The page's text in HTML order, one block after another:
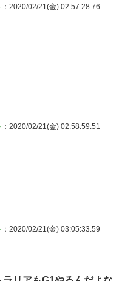
：2020/02/21(金) 02:57:28.76
：2020/02/21(金) 02:58:59.51
：2020/02/21(金) 03:05:33.59